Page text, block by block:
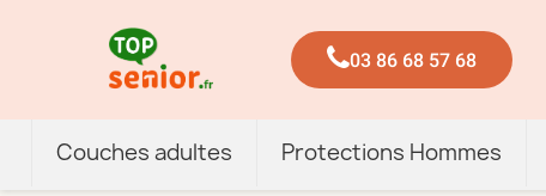
03 86 68 57 68
Couches adultes Protections Hommes